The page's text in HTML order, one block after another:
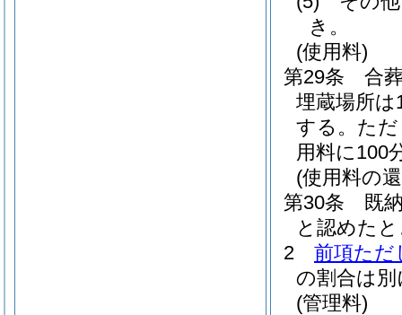
き。
(使用料)
第29条
合
埋蔵場所
する。 た
用料に100
(使用料の
第30条
既
と認めた
2
前項ただ
の割合は
(管理料)